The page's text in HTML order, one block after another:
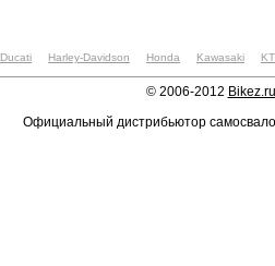
Ducati Harley-Davidson Honda Kawasaki
© 2006-2012 Bikez.ru
Официальный дистрибьютор